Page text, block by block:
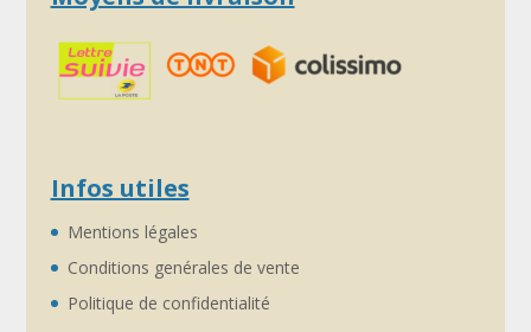
Infos utiles
Mentions légales
Conditions genérales de vente
Politique de confidentialité